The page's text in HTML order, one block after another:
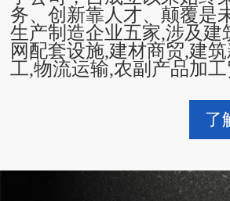
务、创新靠人才、颠覆是
生产制造企业五家,涉及
网配套设施,建材商贸,建
工,物流运输,农副产品加
了